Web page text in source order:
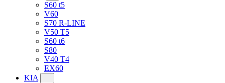
S60 t5
V60
S70 R-LINE
V50 T5
S60 t6
S80
V40 T4
EX60
KIA